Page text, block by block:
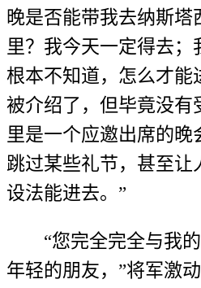
晚是否能带我去纳斯塔
里？我今天一定得去；
根本不知道，怎么才能
被介绍了，但毕竟没有
里是一个应邀出席的晚
跳过某些礼节，甚至让
设法能进去。”
“您完全完全与我
年轻的朋友，”将军激